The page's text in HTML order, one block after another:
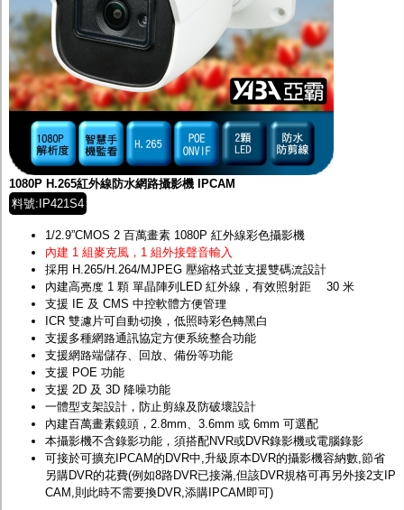
1080P H.265紅外線防水網路攝影機 IPCAM
料號:IP421S4
1/2.9”CMOS 2 百萬畫素 1080P 紅外線彩色攝影機
內建 1 組麥克風，1 組外接聲音輸入
採用 H.265/H.264/MJPEG 壓縮格式並支援雙碼流設計
內建高亮度 1 顆 單晶陣列LED 紅外線，有效照射距離 30 米
支援 IE 及 CMS 中控軟體方便管理
ICR 雙濾片可自動切換，低照時彩色轉黑白
支援多種網路通訊協定方便系統整合功能
支援網路端儲存、回放、備份等功能
支援 POE 功能
支援 2D 及 3D 降噪功能
一體型支架設計，防止剪線及防破壞設計
內建百萬畫素鏡頭，2.8mm、3.6mm 或 6mm 可選配
本攝影機不含錄影功能，須搭配NVR或DVR錄影機或電腦錄影
可接於可擴充IPCAM的DVR中,升級原本DVR的攝影機容納數,節省
另購DVR的花費(例如8路DVR已接滿,但該DVR規格可再另外接2支IP
CAM,則此時不需要換DVR,添購IPCAM即可)